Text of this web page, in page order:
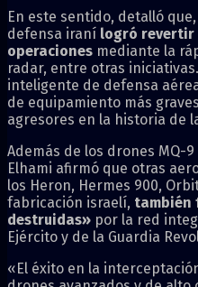
En este sentido, detalló
defensa iraní logró revertir
operaciones mediante la
radar, entre otras
inteligente de defensa
de equipamiento más
agresores en la historia de
Además de los drones MQ-
Elhami afirmó que otras
los Heron, Hermes 900,
fabricación israelí, también
destruidas» por la red
Ejército y de la Guardia
«El éxito en la